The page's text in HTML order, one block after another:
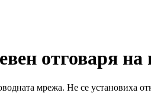
отговаря на
мрежа. Не се установиха